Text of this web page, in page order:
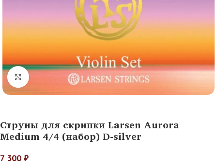
Нажмите, чтобы увеличить
Струны для скрипки Larsen Aurora
Medium 4/4 (набор) D-silver
7 300 ₽